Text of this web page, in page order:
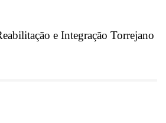
e Integração Torrejano